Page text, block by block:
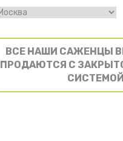
ВСЕ НАШИ САЖЕНЦЫ
ПРОДАЮТСЯ С
СИСТЕМОЙ